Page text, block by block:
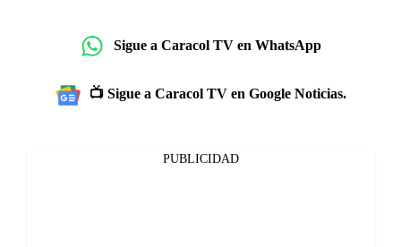
Sigue a Caracol TV en WhatsApp
📺 Sigue a Caracol TV en Google Noticias.
PUBLICIDAD